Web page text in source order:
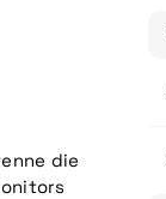
die